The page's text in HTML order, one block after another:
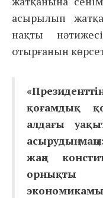
асырылып
нақты
отырғанын
қоғамдық
алдағы
асырудың
жаңа
орнықты